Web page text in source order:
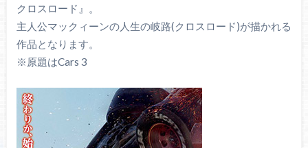
クロスロード』。
主人公マックィーンの人生の岐路(クロスロード)が描かれる
作品となります。
※原題はCars 3